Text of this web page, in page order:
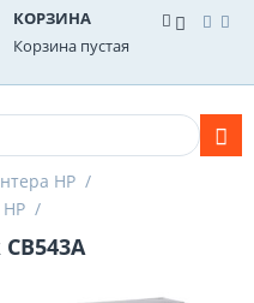
КОРЗИНА
Корзина пустая
HP /
/